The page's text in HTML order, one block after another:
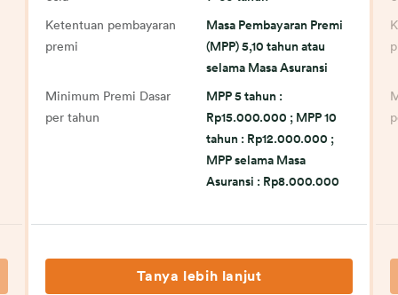
Ketentuan pembayaran
premi
Masa Pembayaran Premi
(MPP) 5,10 tahun atau
selama Masa Asuransi
Minimum Premi Dasar
per tahun
MPP 5 tahun :
Rp15.000.000 ; MPP 10
tahun : Rp12.000.000 ;
MPP selama Masa
Asuransi : Rp8.000.000
Tanya lebih lanjut